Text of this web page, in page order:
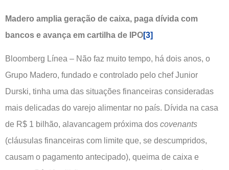
Madero amplia geração de caixa, paga dívida com
bancos e avança em cartilha de IPO[3]
Bloomberg Línea – Não faz muito tempo, há dois anos, o
Grupo Madero, fundado e controlado pelo chef Junior
Durski, tinha uma das situações financeiras consideradas
mais delicadas do varejo alimentar no país. Dívida na casa
de R$ 1 bilhão, alavancagem próxima dos covenants
(cláusulas financeiras com limite que, se descumpridos,
causam o pagamento antecipado), queima de caixa e